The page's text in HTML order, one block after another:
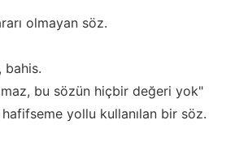
olmayan söz.
bahis.
bu sözün hiçbir değeri yok"
hafifseme yollu kullanılan bir söz.